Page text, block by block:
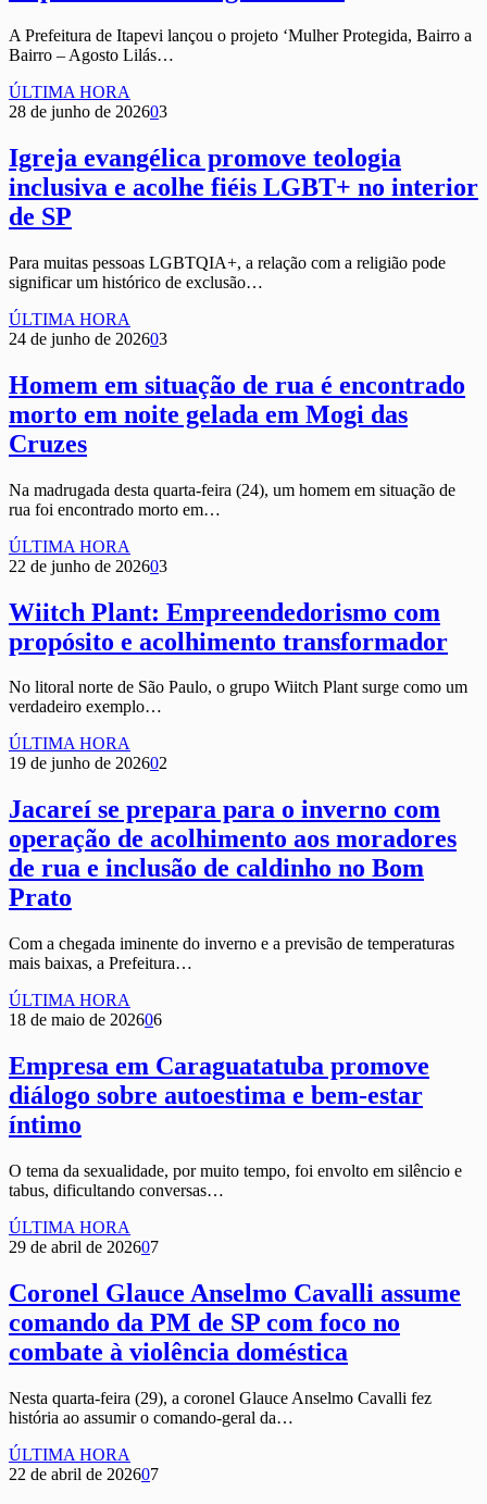
A Prefeitura de Itapevi lançou o projeto ‘Mulher Protegida, Bairro a
Bairro – Agosto Lilás…
ÚLTIMA HORA
28 de junho de 202603
Igreja evangélica promove teologia
inclusiva e acolhe fiéis LGBT+ no interior
de SP
Para muitas pessoas LGBTQIA+, a relação com a religião pode
significar um histórico de exclusão…
ÚLTIMA HORA
24 de junho de 202603
Homem em situação de rua é encontrado
morto em noite gelada em Mogi das
Cruzes
Na madrugada desta quarta-feira (24), um homem em situação de
rua foi encontrado morto em…
ÚLTIMA HORA
22 de junho de 202603
Wiitch Plant: Empreendedorismo com
propósito e acolhimento transformador
No litoral norte de São Paulo, o grupo Wiitch Plant surge como um
verdadeiro exemplo…
ÚLTIMA HORA
19 de junho de 202602
Jacareí se prepara para o inverno com
operação de acolhimento aos moradores
de rua e inclusão de caldinho no Bom
Prato
Com a chegada iminente do inverno e a previsão de temperaturas
mais baixas, a Prefeitura…
ÚLTIMA HORA
18 de maio de 202606
Empresa em Caraguatatuba promove
diálogo sobre autoestima e bem-estar
íntimo
O tema da sexualidade, por muito tempo, foi envolto em silêncio e
tabus, dificultando conversas…
ÚLTIMA HORA
29 de abril de 202607
Coronel Glauce Anselmo Cavalli assume
comando da PM de SP com foco no
combate à violência doméstica
Nesta quarta-feira (29), a coronel Glauce Anselmo Cavalli fez
história ao assumir o comando-geral da…
ÚLTIMA HORA
22 de abril de 202607